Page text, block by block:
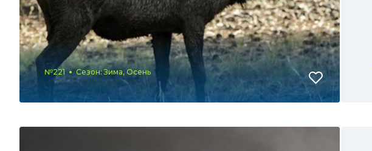
№221 Сезон: Зима, Осень